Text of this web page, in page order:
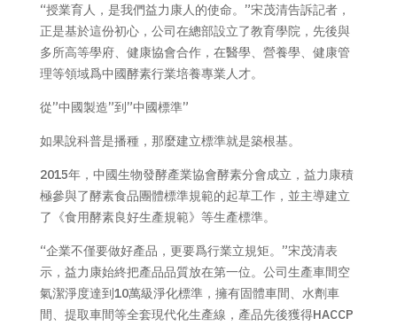
“授業育人，是我們益力康人的使命。”宋茂清告訴記者，
正是基於這份初心，公司在總部設立了教育學院，先後與
多所高等學府、健康協會合作，在醫學、營養學、健康管
理等領域爲中國酵素行業培養專業人才。
從”中國製造”到”中國標準”
如果說科普是播種，那麼建立標準就是築根基。
2015年，中國生物發酵產業協會酵素分會成立，益力康積
極參與了酵素食品團體標準規範的起草工作，並主導建立
了《食用酵素良好生產規範》等生產標準。
“企業不僅要做好產品，更要爲行業立規矩。”宋茂清表
示，益力康始終把產品品質放在第一位。公司生產車間空
氣潔淨度達到10萬級淨化標準，擁有固體車間、水劑車
間、提取車間等全套現代化生產線，產品先後獲得HACCP